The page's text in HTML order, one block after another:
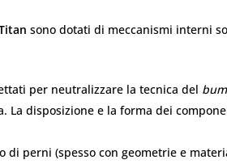
sono dotati di meccanismi interni
per neutralizzare la tecnica del
La disposizione e la forma dei
di perni (spesso con geometrie e